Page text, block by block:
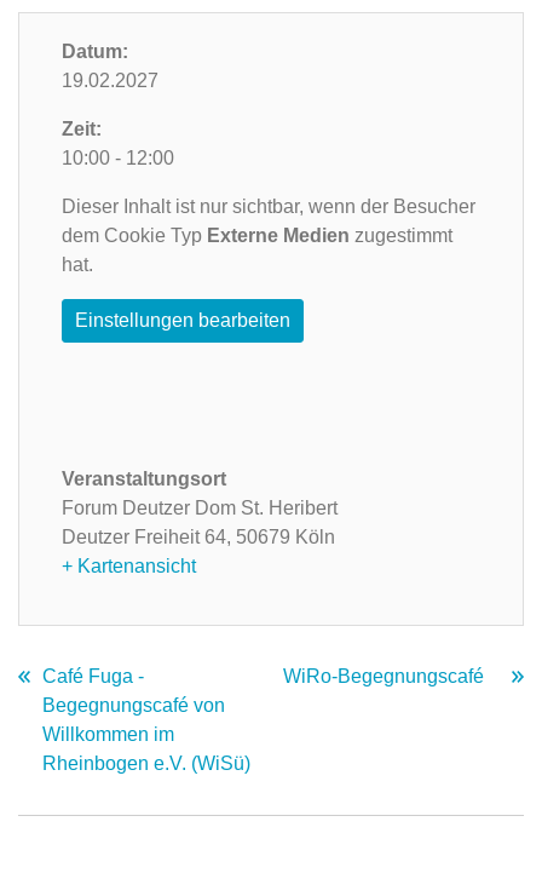
Datum:
19.02.2027
Zeit:
10:00 - 12:00
Dieser Inhalt ist nur sichtbar, wenn der Besucher
dem Cookie Typ Externe Medien zugestimmt
hat.
Einstellungen bearbeiten
Veranstaltungsort
Forum Deutzer Dom St. Heribert
Deutzer Freiheit 64, 50679 Köln
+ Kartenansicht
Café Fuga -
Begegnungscafé von
Willkommen im
Rheinbogen e.V. (WiSü)
WiRo-Begegnungscafé